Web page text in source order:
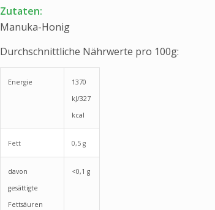
Zutaten:
Manuka-Honig
Durchschnittliche Nährwerte pro 100g:
Energie
1370
kJ/327
kcal
Fett 0,5 g
davon
gesättigte
Fettsäuren
<0,1 g